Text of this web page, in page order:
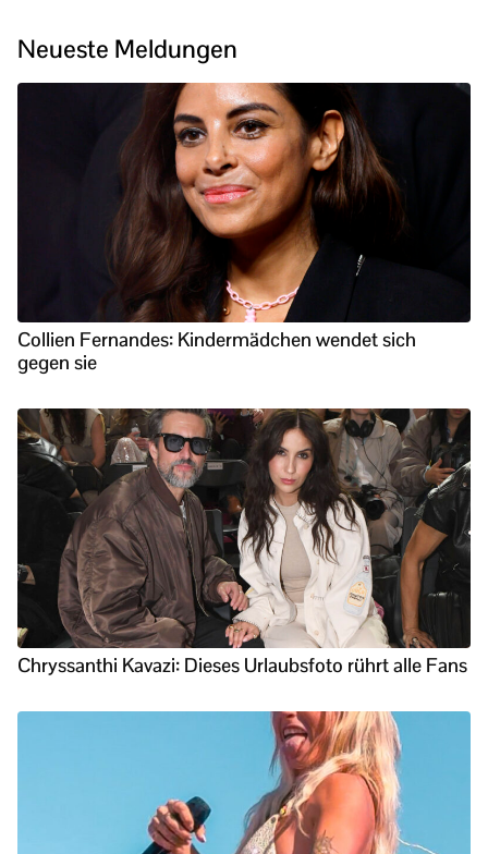
Neueste Meldungen
Collien Fernandes: Kindermädchen wendet sich
gegen sie
Chryssanthi Kavazi: Dieses Urlaubsfoto rührt alle Fans